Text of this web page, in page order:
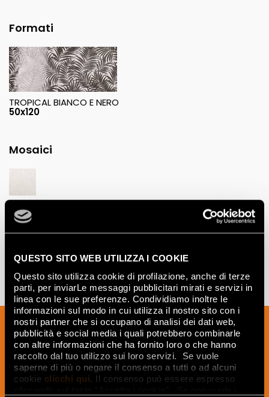
QUESTO SITO WEB UTILIZZA I COOKIE
Questo sito utilizza cookie di profilazione, anche di terze
parti, per inviarLe messaggi pubblicitari mirati e servizi in
linea con le sue preferenze. Condividiamo inoltre le
informazioni sul modo in cui utilizza il nostro sito con i
nostri partner che si occupano di analisi dei dati web,
pubblicità e social media i quali potrebbero combinarle
con altre informazioni che ha fornito loro o che hanno
raccolto dal tuo utilizzo sui loro servizi. Se vuole
saperne di più o negare il consenso a tutti o ad alcuni
cookie clicchi qui. Il consenso può essere espresso
Formati
TROPICAL BIANCO E NERO
50x120
Mosaici
30,5x30,5
Iscriviti alla nostra newsletter per essere
sempre aggiornato sulle novità e
ricevere idee, consigli e suggerimenti
del mondo della ceramica e dell’interior
design.